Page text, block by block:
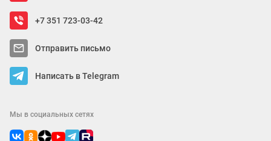
+7 351 723-03-42
Отправить письмо
Написать в Telegram
Мы в социальных сетях